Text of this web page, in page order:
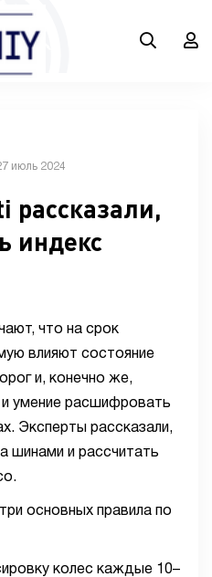
июль 2024
рассказали,
индекс
что на срок
влияют состояние
и, конечно же,
умение расшифровать
Эксперты рассказали,
шинами и рассчитать
основных правила по
колес каждые 10–